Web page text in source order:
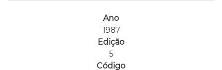
Ano
1987
Edição
5
Código